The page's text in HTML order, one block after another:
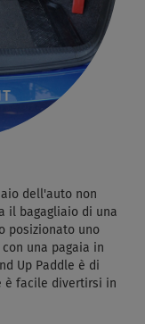
dell'auto non
il bagagliaio di una
posizionato uno
una pagaia in
Up Paddle è di
è facile divertirsi in